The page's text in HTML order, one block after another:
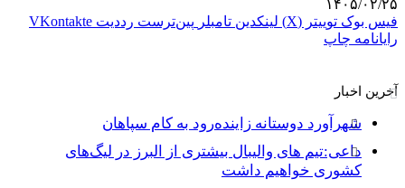
۱۴۰۵/۰۲/۲۵
فیس بوک توییتر (X) لینکدین ‫تامبلر ‫پین‌ترست ‫رددیت ‫VKontakte
رایانامه چاپ
آخرین اخبار
شهرآورد دوستانه زاینده‌رود به کام سپاهان
داعی:تیم های والیبال بیشتری از البرز در لیگ‌های
کشوری خواهیم داشت